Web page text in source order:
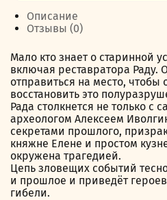
призрачных
сердец
Описание
Отзывы (0)
Мало кто знает о старинной
включая реставратора Раду.
отправиться на место, чтобы
восстановить это
Рада столкнется не только с
археологом Алексеем
секретами прошлого,
княжне Елене и простом
окружена трагедией.
Цепь зловещих событий
и прошлое и приведёт
гибели.